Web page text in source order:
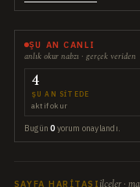
ŞU AN CANLI
anlık okur nabzı · gerçek veriden
4
ŞU AN SITEDE
aktif okur
Bugün0 yorum onaylandı.
SAYFA HARITASI